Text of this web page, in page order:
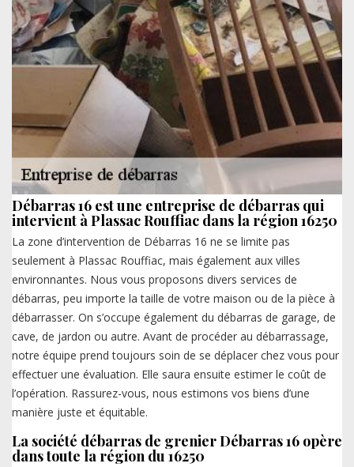
Débarras 16 est une entreprise de débarras qui
intervient à Plassac Rouffiac dans la région 16250
La zone d’intervention de Débarras 16 ne se limite pas
seulement à Plassac Rouffiac, mais également aux villes
environnantes. Nous vous proposons divers services de
débarras, peu importe la taille de votre maison ou de la pièce à
débarrasser. On s’occupe également du débarras de garage, de
cave, de jardon ou autre. Avant de procéder au débarrassage,
notre équipe prend toujours soin de se déplacer chez vous pour
effectuer une évaluation. Elle saura ensuite estimer le coût de
l’opération. Rassurez-vous, nous estimons vos biens d’une
manière juste et équitable.
La société débarras de grenier Débarras 16 opère
dans toute la région du 16250